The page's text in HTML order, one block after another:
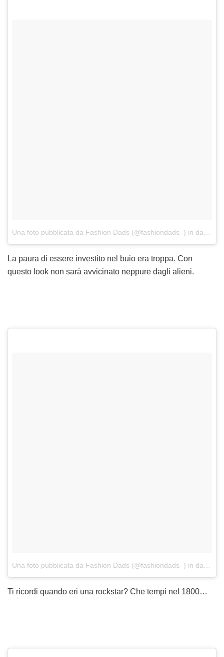
Una foto pubblicata da Fashion Dads (@fashiondads_) in data:
La paura di essere investito nel buio era troppa. Con
questo look non sarà avvicinato neppure dagli alieni.
Una foto pubblicata da Fashion Dads (@fashiondads_) in data:
Ti ricordi quando eri una rockstar? Che tempi nel 1800…